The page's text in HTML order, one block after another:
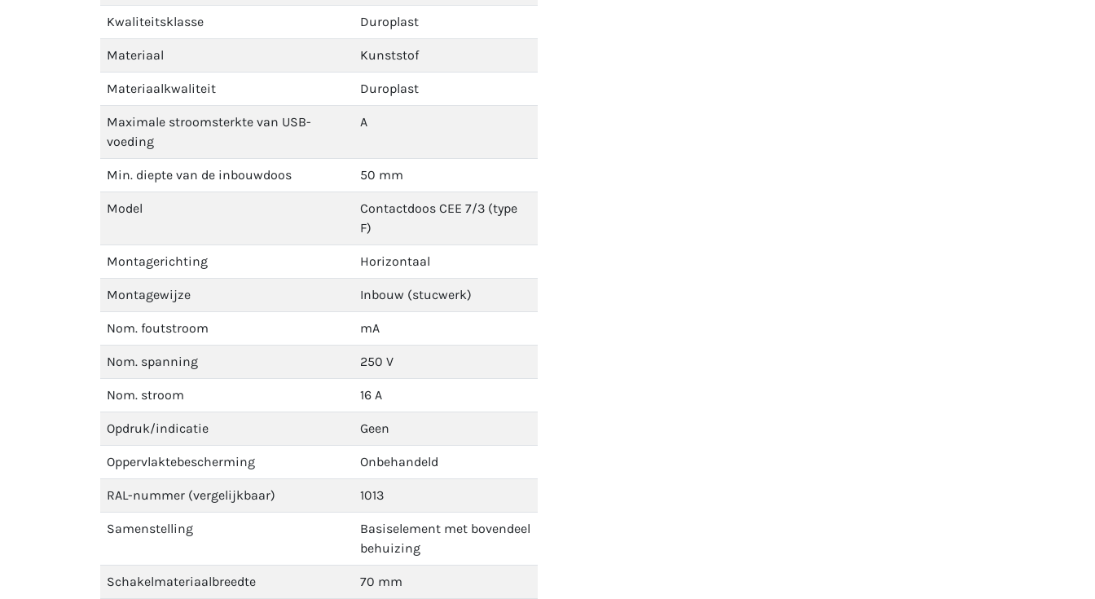
Kwaliteitsklasse Duroplast
Materiaal Kunststof
Materiaalkwaliteit Duroplast
Maximale stroomsterkte van USB-
voeding
A
Min. diepte van de inbouwdoos 50 mm
Model
Contactdoos CEE 7/3 (type
F)
Montagerichting Horizontaal
Montagewijze Inbouw (stucwerk)
Nom. foutstroom mA
Nom. spanning 250 V
Nom. stroom 16 A
Opdruk/indicatie Geen
Oppervlaktebescherming Onbehandeld
RAL-nummer (vergelijkbaar) 1013
Samenstelling
Basiselement met bovendeel
behuizing
Schakelmateriaalbreedte 70 mm